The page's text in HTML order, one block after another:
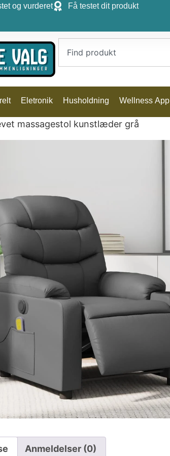
og vurderet Få testet dit produkt
Eletronik Husholdning Wellness App
massagestol kunstlæder grå
Anmeldelser (0)